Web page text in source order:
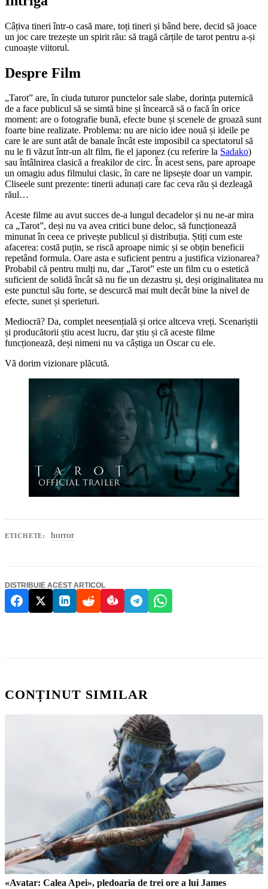
Câțiva tineri într-o casă mare, toți tineri și bând bere, decid să joace
un joc care trezește un spirit rău: să tragă cărțile de tarot pentru a-și
cunoaște viitorul.
Despre Film
„Tarot” are, în ciuda tuturor punctelor sale slabe, dorința puternică
de a face publicul să se simtă bine și încearcă să o facă în orice
moment: are o fotografie bună, efecte bune și scenele de groază sunt
foarte bine realizate. Problema: nu are nicio idee nouă și ideile pe
care le are sunt atât de banale încât este imposibil ca spectatorul să
nu le fi văzut într-un alt film, fie el japonez (cu referire la Sadako)
sau întâlnirea clasică a freakilor de circ. În acest sens, pare aproape
un omagiu adus filmului clasic, în care ne lipsește doar un vampir.
Cliseele sunt prezente: tinerii adunați care fac ceva rău și dezleagă
răul…
Aceste filme au avut succes de-a lungul decadelor și nu ne-ar mira
ca „Tarot”, deși nu va avea critici bune deloc, să funcționează
minunat în ceea ce privește publicul și distribuția. Știți cum este
afacerea: costă puțin, se riscă aproape nimic și se obțin beneficii
repetând formula. Oare asta e suficient pentru a justifica vizionarea?
Probabil că pentru mulți nu, dar „Tarot” este un film cu o estetică
suficient de solidă încât să nu fie un dezastru și, deși originalitatea nu
este punctul său forte, se descurcă mai mult decât bine la nivel de
efecte, sunet și sperieturi.
Mediocră? Da, complet neesențială și orice altceva vreți. Scenariștii
și producătorii știu acest lucru, dar știu și că aceste filme
funcționează, deși nimeni nu va câștiga un Oscar cu ele.
Vă dorim vizionare plăcută.
ETICHETE: horror
DISTRIBUIE ACEST ARTICOL
CONȚINUT SIMILAR
«Avatar: Calea Apei», pledoaria de trei ore a lui James